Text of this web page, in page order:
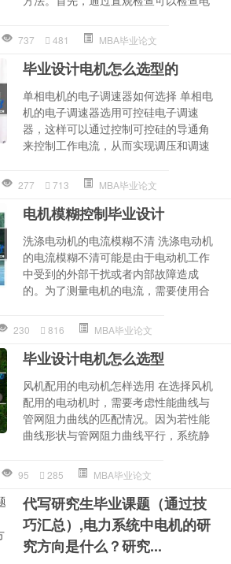
737 481 MBA毕业论文
毕业设计电机怎么选型的
单相电机的电子调速器如何选择 单相电
机的电子调速器选用可控硅电子调速
器，这样可以通过控制可控硅的导通角
来控制工作电流，从而实现调压和调速
277 713 MBA毕业论文
电机模糊控制毕业设计
洗涤电动机的电流模糊不清 洗涤电动机
的电流模糊不清可能是由于电动机工作
中受到的外部干扰或者内部故障造成
的。为了测量电机的电流，需要使用合
230 816 MBA毕业论文
毕业设计电机怎么选型
风机配用的电动机怎样选用 在选择风机
配用的电动机时，需要考虑性能曲线与
管网阻力曲线的匹配情况。因为若性能
曲线形状与管网阻力曲线平行，系统静
95 285 MBA毕业论文
代写研究生毕业课题（通过技
巧汇总）,电力系统中电机的研
究方向是什么？研究...